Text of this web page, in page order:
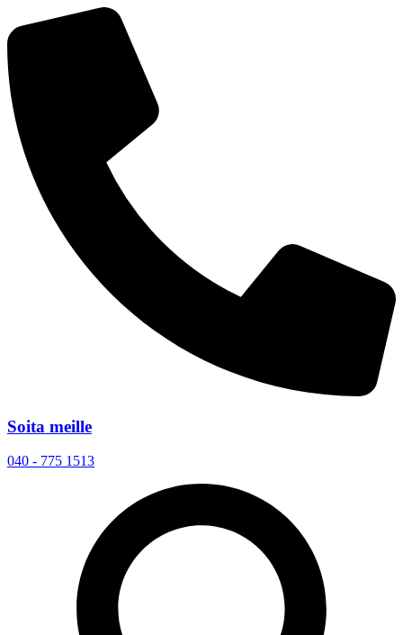
sisältöön
Soita meille
040 - 775 1513